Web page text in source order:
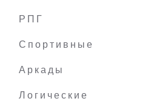
РПГ
Спортивные
Аркады
Логические